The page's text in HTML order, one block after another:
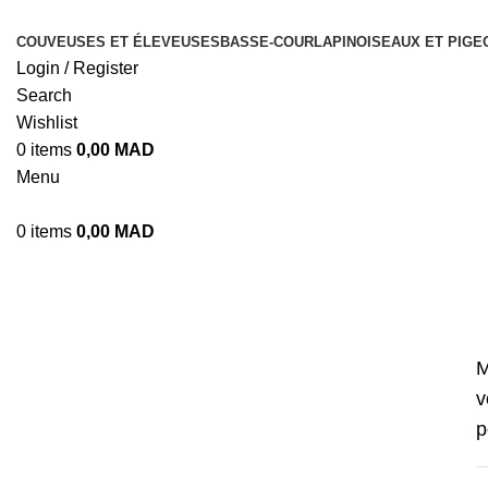
COUVEUSES ET ÉLEVEUSES BASSE-COURLAPINOISEAUX ET
Login / Register
Search
Wishlist
0 items 0,00 MAD
Menu
0 items 0,00 MAD